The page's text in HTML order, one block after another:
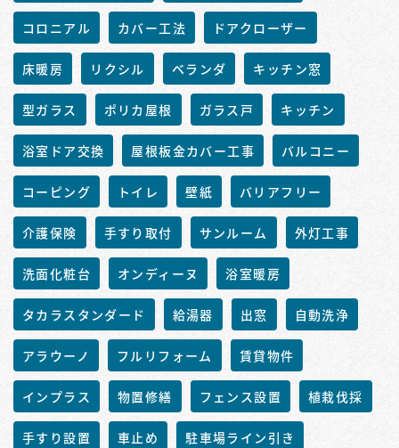
コロニアル カバー工法 ドアクローザー
床暖房 リクシル ベランダ キッチン窓
型ガラス ポリカ屋根 ガラス戸 キッチン
浴室ドア交換 屋根板金カバー工事 バルコニー
コーピング トイレ 壁紙 バリアフリー
介護保険 手すり取付 サンルーム 外灯工事
洗面化粧台 オンディーヌ 浴室暖房
タカラスタンダード 給湯器 出窓 自動洗浄
アラウーノ フルリフォーム 賃貸物件
インプラス 物置修繕 フェンス設置 植栽伐採
手すり設置 車止め 駐車場ライン引き